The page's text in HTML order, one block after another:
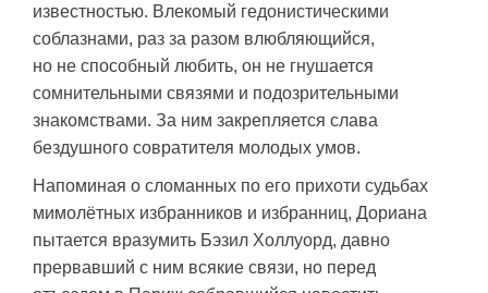
известностью. Влекомый гедонистическими
соблазнами, раз за разом влюбляющийся,
но не способный любить, он не гнушается
сомнительными связями и подозрительными
знакомствами. За ним закрепляется слава
бездушного совратителя молодых умов.
Напоминая о сломанных по его прихоти судьбах
мимолётных избранников и избранниц, Дориана
пытается вразумить Бэзил Холлуорд, давно
прервавший с ним всякие связи, но перед